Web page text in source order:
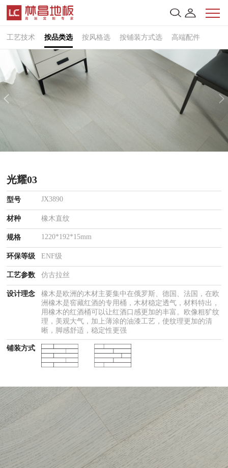
工艺技术 按品类选 按风格选 按铺装方式选 高端配件
光耀03
型号 JX3890
材种 橡木直纹
规格 1220*192*15mm
环保等级 ENF级
工艺参数 仿古拉丝
设计理念
橡木是欧洲的木材主要集中在俄罗斯、德国、法国，在欧
洲橡木是窖藏红酒的专用桶，木材稳定透气，材料特出，
用橡木的红酒桶可以让红酒口感更加的丰富。欧像粗犷纹
理，美观大气，加上薄涂的油漆工艺，使纹理更加的清
晰，脚感舒适，稳定性更强
铺装方式